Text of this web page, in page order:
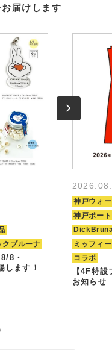
届けします
クブルーナ
8・
します！
神戸ウォ
神戸ポー
ミッフィー
コラボ
【4F特
お知らせ